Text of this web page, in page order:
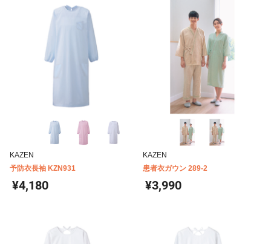
KAZEN
予防衣長袖 KZN931
¥4,180
KAZEN
患者衣ガウン 289-2
¥3,990